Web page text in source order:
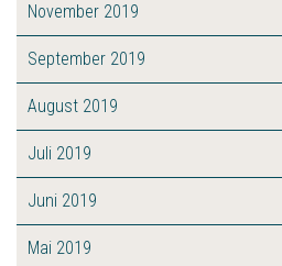
November 2019
September 2019
August 2019
Juli 2019
Juni 2019
Mai 2019